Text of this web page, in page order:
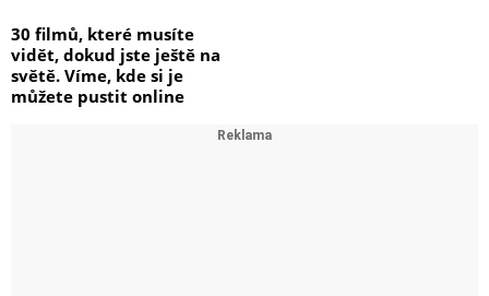
30 filmů, které musíte
vidět, dokud jste ještě na
světě. Víme, kde si je
můžete pustit online